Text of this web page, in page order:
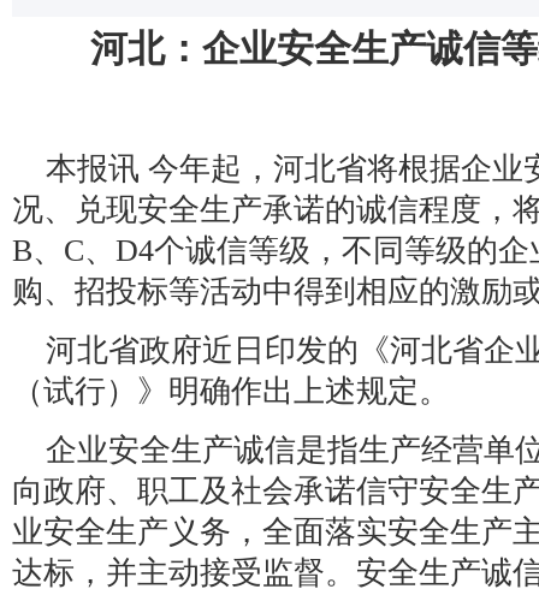
河北：企业安全生产诚信
本报讯 今年起，河北省将根据企业
况、兑现安全生产承诺的诚信程度，
B、C、D4个诚信等级，不同等级的
购、招投标等活动中得到相应的激励
河北省政府近日印发的《河北省企
（试行）》明确作出上述规定。
企业安全生产诚信是指生产经营单
向政府、职工及社会承诺信守安全生
业安全生产义务，全面落实安全生产
达标，并主动接受监督。安全生产诚